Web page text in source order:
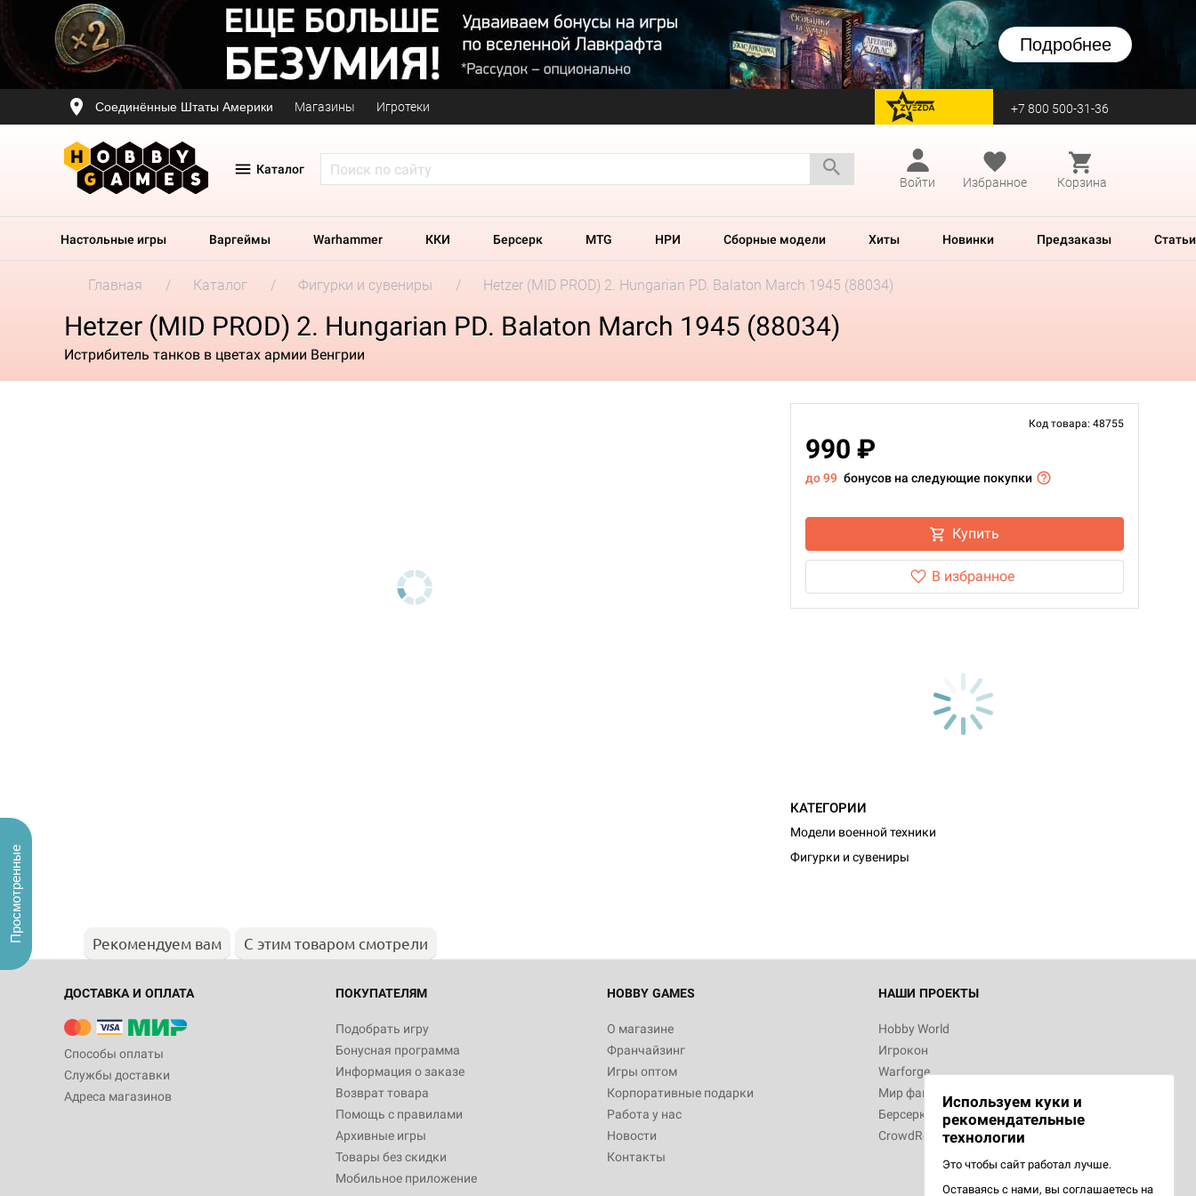
Подробнее
Соединённые Штаты Америки Магазины Игротеки перейти на Zvezda +7 800 500-31-36
Каталог
Войти
Избранное Корзина
Настольные игры Варгеймы Warhammer ККИ Берсерк MTG НРИ Сборные модели Хиты Новинки Предзаказы Статьи
Главная Каталог Фигурки и сувениры Hetzer (MID PROD) 2. Hungarian PD. Balaton March 1945 (88034)
Hetzer (MID PROD) 2. Hungarian PD. Balaton March 1945 (88034)
Истрибитель танков в цветах армии Венгрии
Код товара: 48755
990 ₽
до 99 бонусов на следующие покупки
Купить
В избранное
КАТЕГОРИИ
Модели военной техники
Фигурки и сувениры
Рекомендуем вам С этим товаром смотрели
ДОСТАВКА И ОПЛАТА
Способы оплаты
Службы доставки
Адреса магазинов
ПОКУПАТЕЛЯМ
Подобрать игру
Бонусная программа
Информация о заказе
Возврат товара
Помощь с правилами
Архивные игры
Товары без скидки
Мобильное приложение
HOBBY GAMES
О магазине
Франчайзинг
Игры оптом
Корпоративные подарки
Работа у нас
Новости
Контакты
НАШИ ПРОЕКТЫ
Hobby World
Игрокон
Warforge
Мир фантастики
Берсерк
CrowdRepublic
Используем куки и
рекомендательные
технологии
Это чтобы сайт работал лучше.
Оставаясь с нами, вы соглашаетесь на
Просмотренные
Настольная игра Hobby World Журнал
"Мир фантастики. Спецвыпуск: Братья
империи: Боевая тревога
799
Настольная игра Hobby World Сумерки
империи. Четвёртая редакция: Грозовой
Рубеж
12 990